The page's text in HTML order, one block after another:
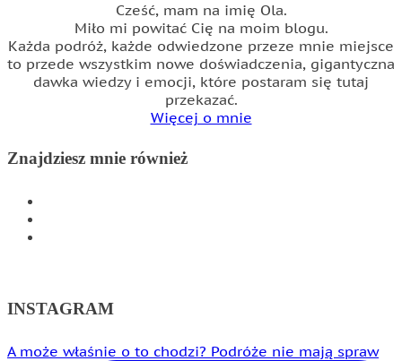
Cześć, mam na imię Ola.
Miło mi powitać Cię na moim blogu.
Każda podróż, każde odwiedzone przeze mnie miejsce
to przede wszystkim nowe doświadczenia, gigantyczna
dawka wiedzy i emocji, które postaram się tutaj
przekazać.
Więcej o mnie
Znajdziesz mnie również
INSTAGRAM
A może właśnie o to chodzi? Podróże nie mają spraw